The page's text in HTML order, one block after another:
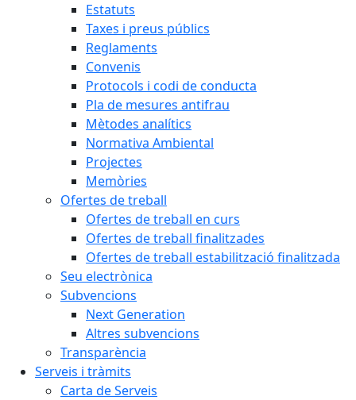
Estatuts
Taxes i preus públics
Reglaments
Convenis
Protocols i codi de conducta
Pla de mesures antifrau
Mètodes analítics
Normativa Ambiental
Projectes
Memòries
Ofertes de treball
Ofertes de treball en curs
Ofertes de treball finalitzades
Ofertes de treball estabilització finalitzada
Seu electrònica
Subvencions
Next Generation
Altres subvencions
Transparència
Serveis i tràmits
Carta de Serveis